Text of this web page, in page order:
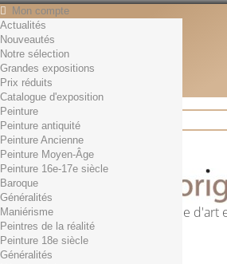
Mon compte
Contact
Français
English
Français
Actualités
Rechercher
Première librairie d'art
Panier (vide)
Aucun produit
Actualités
Nouveautés
Notre sélection
Grandes expositions
Prix réduits
Catalogue d'exposition
Peinture
Peinture antiquité
Peinture Ancienne
Peinture Moyen-Âge
Peinture 16e-17e siècle
Baroque
Généralités
Maniérisme
Peintres de la réalité
Peinture 18e siècle
Généralités